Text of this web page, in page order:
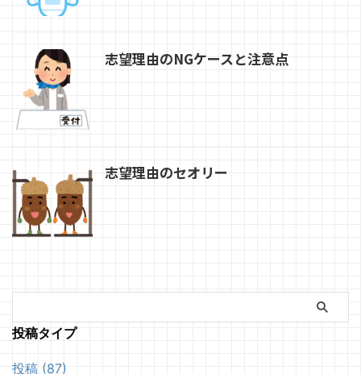
志望理由のNGケースと注意点
志望理由のセオリー
投稿タイプ
投稿 (87)